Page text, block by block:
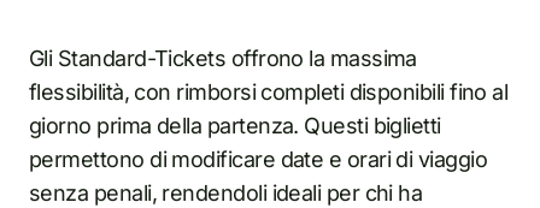
Gli Standard-Tickets offrono la massima
flessibilità, con rimborsi completi disponibili fino al
giorno prima della partenza. Questi biglietti
permettono di modificare date e orari di viaggio
senza penali, rendendoli ideali per chi ha